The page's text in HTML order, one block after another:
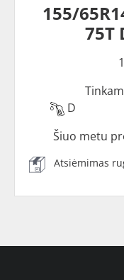
155/
75T
D
Šiuo metu
Atsiėmimas